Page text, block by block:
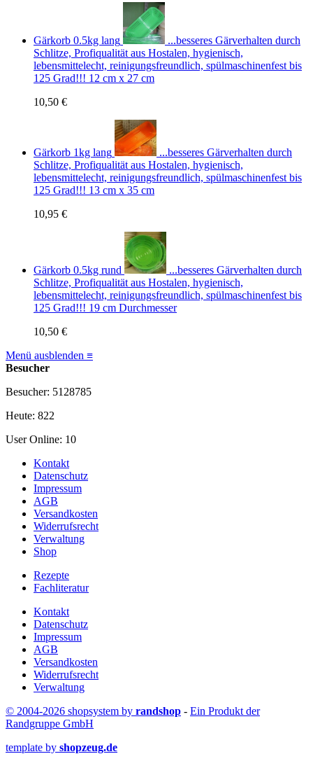
Gärkorb 0.5kg lang
...besseres Gärverhalten durch
Schlitze, Profiqualität aus Hostalen, hygienisch,
lebensmittelecht, reinigungsfreundlich, spülmaschinenfest bis
125 Grad!!! 12 cm x 27 cm
10,50 €
Gärkorb 1kg lang
...besseres Gärverhalten durch
Schlitze, Profiqualität aus Hostalen, hygienisch,
lebensmittelecht, reinigungsfreundlich, spülmaschinenfest bis
125 Grad!!! 13 cm x 35 cm
10,95 €
Gärkorb 0.5kg rund
...besseres Gärverhalten durch
Schlitze, Profiqualität aus Hostalen, hygienisch,
lebensmittelecht, reinigungsfreundlich, spülmaschinenfest bis
125 Grad!!! 19 cm Durchmesser
10,50 €
Menü ausblenden ≡
Besucher
Besucher: 5128785
Heute: 822
User Online: 10
Kontakt
Datenschutz
Impressum
AGB
Versandkosten
Widerrufsrecht
Verwaltung
Shop
Rezepte
Fachliteratur
Kontakt
Datenschutz
Impressum
AGB
Versandkosten
Widerrufsrecht
Verwaltung
© 2004-2026 shopsystem by randshop - Ein Produkt der
Randgruppe GmbH
template by shopzeug.de